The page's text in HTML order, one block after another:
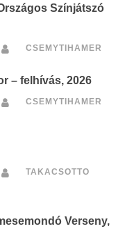
Színjátszó
CSEMYTIHAMER
– felhívás, 2026
CSEMYTIHAMER
TAKACSOTTO
Verseny,